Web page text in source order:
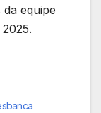
equipe